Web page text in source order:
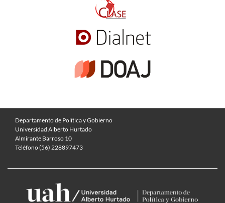
Departamento de Política y Gobierno
Universidad Alberto Hurtado
Almirante Barroso 10
Teléfono (56) 228897473